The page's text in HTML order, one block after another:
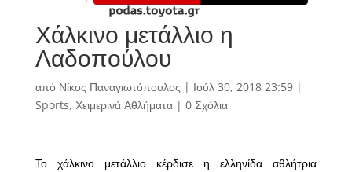
Χάλκινο μετάλλιο η
Λαδοπούλου
από Νίκος Παναγιωτόπουλος | Ιούλ 30, 2018 23:59|
Sports, Χειμερινά Αθλήματα| 0 Σχόλια
Το χάλκινο μετάλλιο κέρδισε η ελληνίδα αθλήτρια